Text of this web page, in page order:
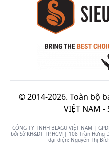
© 2014-2026. Toàn bộ
VIỆT NAM -
CÔNG TY TNHH BLAGU VIỆT NAM |
bởi Sở KH&ĐT TP.HCM | 108 Trần Hưng
đại diện: Nguyễn Thị